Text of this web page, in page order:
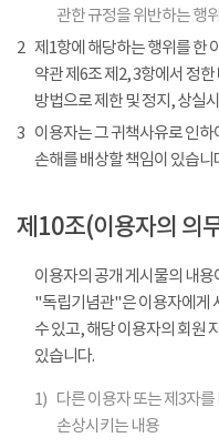
관한 규정을 위반하는 행위
2 제1항에 해당하는 행위를 한
약관 제6조 제2, 3항에서 정
방법으로 제한 및 정지, 상실
3 이용자는 그 귀책사유로 인
손해를 배상할 책임이 있습니
제10조(이용자의 의
이용자의 공개 게시물의 내
"독립기념관"은 이용자에게
수 있고, 해당 이용자의 회원
있습니다.
1) 다른 이용자 또는 제3자
손상시키는 내용